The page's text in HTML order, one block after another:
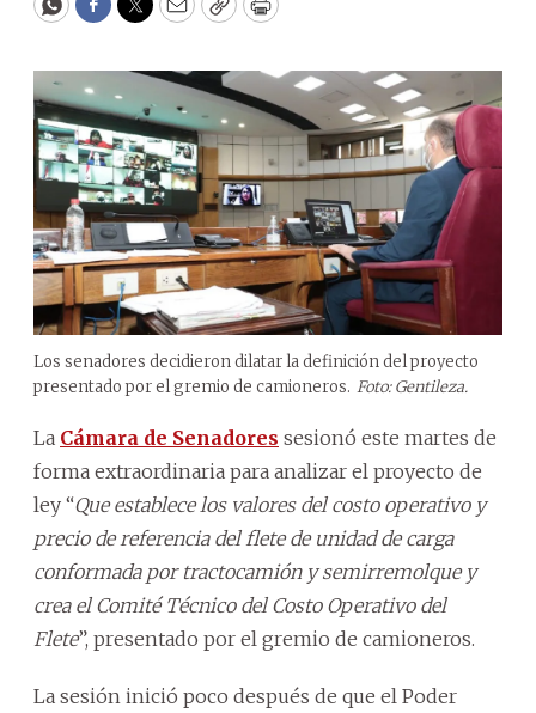
WhatsApp
Facebook
Twitter
EmailCopyPrint
Los senadores decidieron dilatar la definición del proyecto
presentado por el gremio de camioneros. Foto: Gentileza.
La Cámara de Senadores sesionó este martes de
forma extraordinaria para analizar el proyecto de
ley “Que establece los valores del costo operativo y
precio de referencia del flete de unidad de carga
conformada por tractocamión y semirremolque y
crea el Comité Técnico del Costo Operativo del
Flete”, presentado por el gremio de camioneros.
La sesión inició poco después de que el Poder